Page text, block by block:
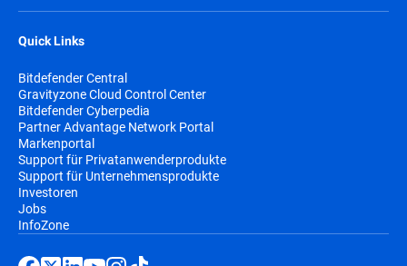
Quick Links
Bitdefender Central
Gravityzone Cloud Control Center
Bitdefender Cyberpedia
Partner Advantage Network Portal
Markenportal
Support für Privatanwenderprodukte
Support für Unternehmensprodukte
Investoren
Jobs
InfoZone